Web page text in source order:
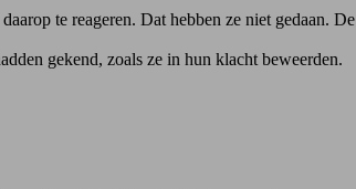
te reageren. Dat hebben ze niet gedaan. De
gekend, zoals ze in hun klacht beweerden.